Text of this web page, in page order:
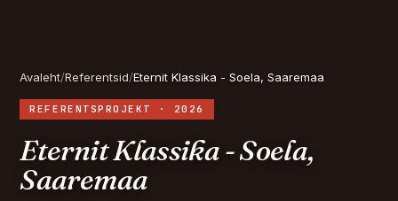
Avaleht/Referentsid/Eternit Klassika - Soela, Saaremaa
REFERENTSPROJEKT · 2026
Eternit Klassika - Soela,
Saaremaa